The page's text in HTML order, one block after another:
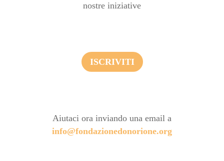
nostre iniziative
ISCRIVITI
Aiutaci ora inviando una email a
info@fondazionedonorione.org